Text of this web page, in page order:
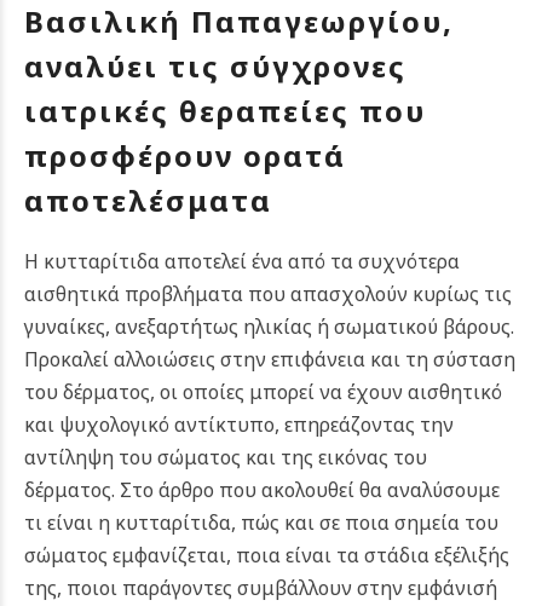
Βασιλική Παπαγεωργίου,
αναλύει τις σύγχρονες
ιατρικές θεραπείες που
προσφέρουν ορατά
αποτελέσματα
Η κυτταρίτιδα αποτελεί ένα από τα συχνότερα
αισθητικά προβλήματα που απασχολούν κυρίως τις
γυναίκες, ανεξαρτήτως ηλικίας ή σωματικού βάρους.
Προκαλεί αλλοιώσεις στην επιφάνεια και τη σύσταση
του δέρματος, οι οποίες μπορεί να έχουν αισθητικό
και ψυχολογικό αντίκτυπο, επηρεάζοντας την
αντίληψη του σώματος και της εικόνας του
δέρματος. Στο άρθρο που ακολουθεί θα αναλύσουμε
τι είναι η κυτταρίτιδα, πώς και σε ποια σημεία του
σώματος εμφανίζεται, ποια είναι τα στάδια εξέλιξής
της, ποιοι παράγοντες συμβάλλουν στην εμφάνισή